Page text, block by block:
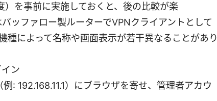
を事前に実施しておくと、後の比較が楽
ッファロー製ルーターでVPNクライアントとして
種によって名称や画面表示が若干異なることがあり
ン
: 192.168.11.1）にブラウザを寄せ、管理者アカウ